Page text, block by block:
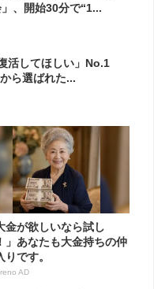
、開始30分で“1...
活してほしい」No.1
ら選ばれた...
金が欲しいなら試し
」あなたも大金持ちの仲
りです。
AD